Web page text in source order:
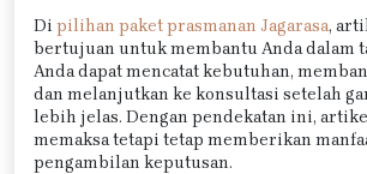
Di pilihan paket prasmanan Jagarasa,
bertujuan untuk membantu Anda dalam
Anda dapat mencatat kebutuhan,
dan melanjutkan ke konsultasi setelah
lebih jelas. Dengan pendekatan ini,
memaksa tetapi tetap memberikan
pengambilan keputusan.